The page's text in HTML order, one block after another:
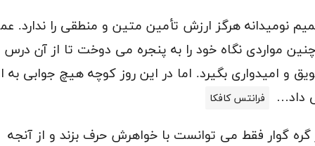
نومیدانه هرگز ارزش تأمین متین و منطقی را ندارد.
مواردی نگاه خود را به پنجره می دوخت تا از آن درس
و امیدواری بگیرد. اما در این روز کوچه هیچ جوابی به
داد…
فرانتس کافکا
گره گوار فقط می توانست با خواهرش حرف بزند و از آنجه